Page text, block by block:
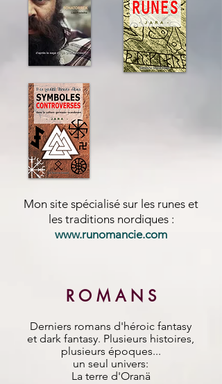
Mon site spécialisé sur les runes et
les traditions nordiques :
www.runomancie.com
R O M A N S
Derniers romans d'héroic fantasy
et dark fantasy. Plusieurs histoires,
plusieurs époques...
un seul univers:
La terre d'Oranä